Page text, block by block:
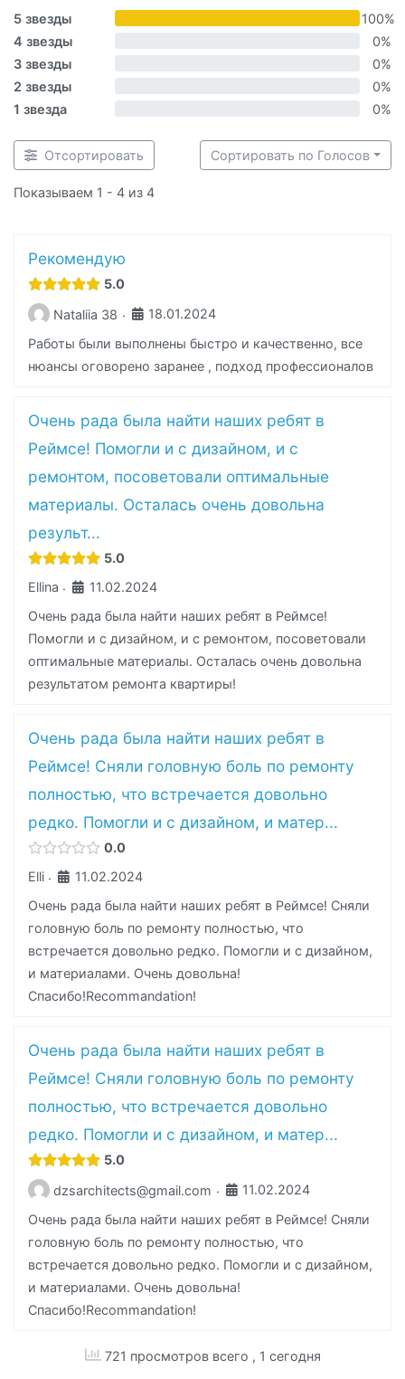
5 звезды
100%
4 звезды
0%
3 звезды
0%
2 звезды
0%
1 звезда
0%
Отсортировать
Показываем 1 - 4 из 4
Сортировать по Голосов
Рекомендую
5.0
Nataliia 38 ·
18.01.2024
Работы были выполнены быстро и качественно, все
нюансы оговорено заранее , подход профессионалов
Очень рада была найти наших ребят в
Реймсе! Помогли и с дизайном, и с
ремонтом, посоветовали оптимальные
материалы. Осталась очень довольна
результ...
5.0
Ellina ·
11.02.2024
Очень рада была найти наших ребят в Реймсе!
Помогли и с дизайном, и с ремонтом, посоветовали
оптимальные материалы. Осталась очень довольна
результатом ремонта квартиры!
Очень рада была найти наших ребят в
Реймсе! Сняли головную боль по ремонту
полностью, что встречается довольно
редко. Помогли и с дизайном, и матер...
0.0
Elli ·
11.02.2024
Очень рада была найти наших ребят в Реймсе! Сняли
головную боль по ремонту полностью, что
встречается довольно редко. Помогли и с дизайном,
и материалами. Очень довольна!
Спасибо!Recommandation!
Очень рада была найти наших ребят в
Реймсе! Сняли головную боль по ремонту
полностью, что встречается довольно
редко. Помогли и с дизайном, и матер...
5.0
dzsarchitects@gmail.com ·
11.02.2024
Очень рада была найти наших ребят в Реймсе! Сняли
головную боль по ремонту полностью, что
встречается довольно редко. Помогли и с дизайном,
и материалами. Очень довольна!
Спасибо!Recommandation!
721 просмотров всего , 1 сегодня